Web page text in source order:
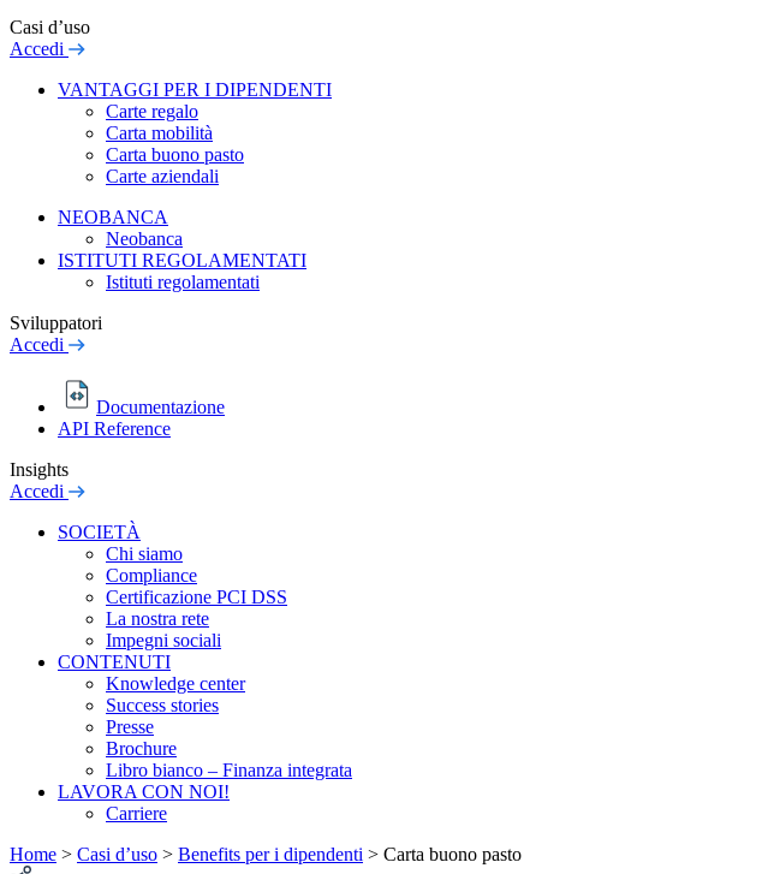
Casi d’uso
Accedi
VANTAGGI PER I DIPENDENTI
Carte regalo
Carta mobilità
Carta buono pasto
Carte aziendali
NEOBANCA
Neobanca
ISTITUTI REGOLAMENTATI
Istituti regolamentati
Sviluppatori
Accedi
Documentazione
API Reference
Insights
Accedi
SOCIETÀ
Chi siamo
Compliance
Certificazione PCI DSS
La nostra rete
Impegni sociali
CONTENUTI
Knowledge center
Success stories
Presse
Brochure
Libro bianco – Finanza integrata
LAVORA CON NOI!
Carriere
Home > Casi d’uso > Benefits per i dipendenti > Carta buono pasto